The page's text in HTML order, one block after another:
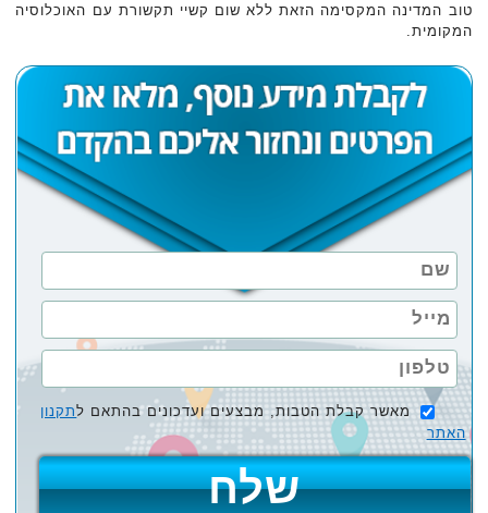
טוב המדינה המקסימה הזאת ללא שום קשיי תקשורת עם האוכלוסיה
המקומית.
מאשר קבלת הטבות, מבצעים ועדכונים בהתאם לתקנון
האתר